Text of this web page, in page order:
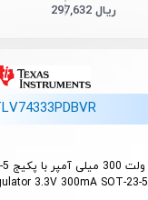
297,632 ریال
3.3V 300mA SOT-23-5